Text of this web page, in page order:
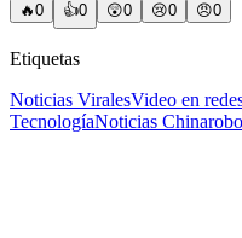
🔥0 👍0 😲0 😢0 😠0
Etiquetas
Noticias ViralesVideo en
TecnologíaNoticias China